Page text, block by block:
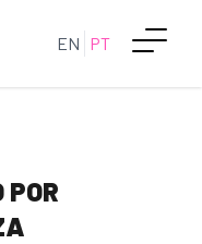
EN PT
POR